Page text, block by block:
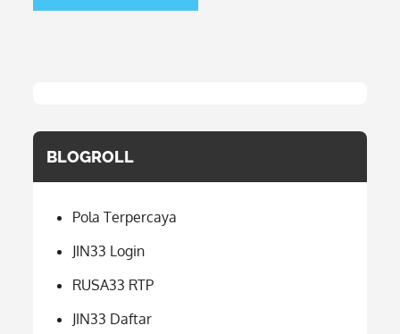
BLOGROLL
Pola Terpercaya
JIN33 Login
RUSA33 RTP
JIN33 Daftar